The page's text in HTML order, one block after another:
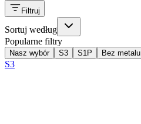
Filtruj
Sortuj według
Popularne filtry
Nasz wybór S3 S1P Bez metalu
S3